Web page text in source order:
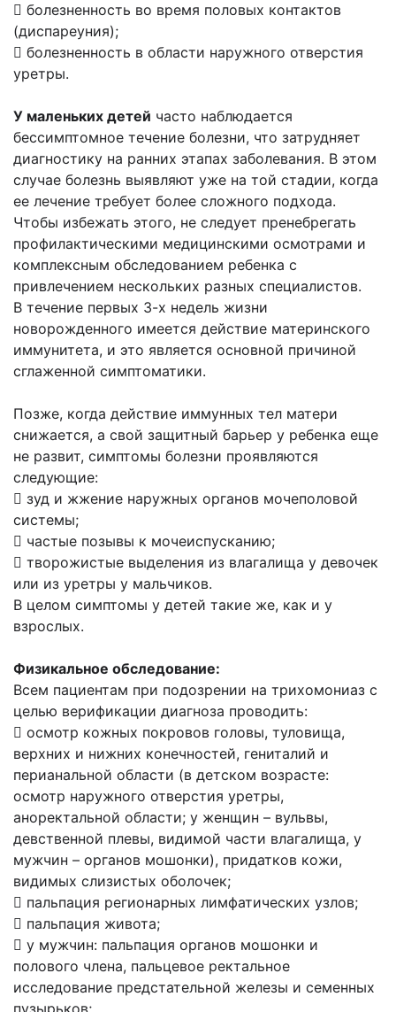
 болезненность во время половых контактов
(диспареуния);
 болезненность в области наружного отверстия
уретры.
У маленьких детей часто наблюдается
бессимптомное течение болезни, что затрудняет
диагностику на ранних этапах заболевания. В этом
случае болезнь выявляют уже на той стадии, когда
ее лечение требует более сложного подхода.
Чтобы избежать этого, не следует пренебрегать
профилактическими медицинскими осмотрами и
комплексным обследованием ребенка с
привлечением нескольких разных специалистов.
В течение первых 3-х недель жизни
новорожденного имеется действие материнского
иммунитета, и это является основной причиной
сглаженной симптоматики.
Позже, когда действие иммунных тел матери
снижается, а свой защитный барьер у ребенка еще
не развит, симптомы болезни проявляются
следующие:
 зуд и жжение наружных органов мочеполовой
системы;
 частые позывы к мочеиспусканию;
 творожистые выделения из влагалища у девочек
или из уретры у мальчиков.
В целом симптомы у детей такие же, как и у
взрослых.
Физикальное обследование:
Всем пациентам при подозрении на трихомониаз с
целью верификации диагноза проводить:
 осмотр кожных покровов головы, туловища,
верхних и нижних конечностей, гениталий и
перианальной области (в детском возрасте:
осмотр наружного отверстия уретры,
аноректальной области; у женщин – вульвы,
девственной плевы, видимой части влагалища, у
мужчин – органов мошонки), придатков кожи,
видимых слизистых оболочек;
 пальпация регионарных лимфатических узлов;
 пальпация живота;
 у мужчин: пальпация органов мошонки и
полового члена, пальцевое ректальное
исследование предстательной железы и семенных
пузырьков;